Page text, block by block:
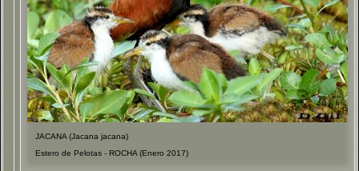
JACANA (Jacana jacana)
Estero de Pelotas - ROCHA (Enero 2017)